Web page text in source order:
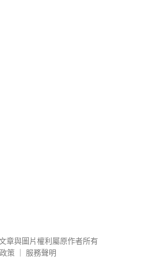
章與圖片權利屬原作者所有
策
服務聲明